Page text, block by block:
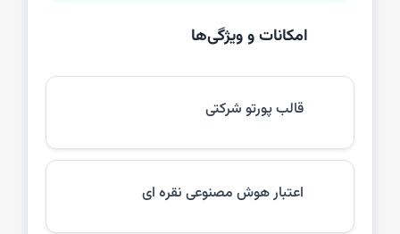
امکانات و ویژگی‌ها
قالب پورتو شرکتی
اعتبار هوش مصنوعی نقره ای